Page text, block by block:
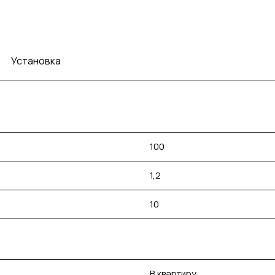
Установка
100
1,2
10